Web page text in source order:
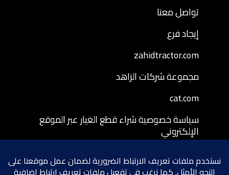
تواصل معنا
إيجاد فرع
zahidtractor.com
مجموعة شركات الزاهد
cat.com
سياسة خصوصية شراء قطع الغيار عبر الموقع
الإلكتروني
الإلكتروني